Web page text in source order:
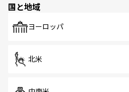
国と地域
ヨーロッパ
北米